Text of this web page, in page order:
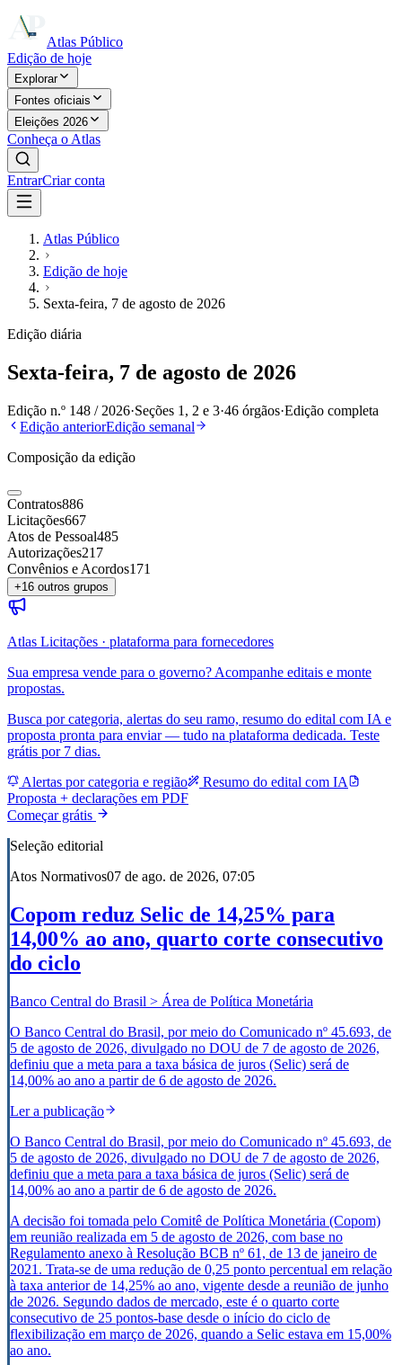
Atlas Público
Edição de hoje
Explorar
Fontes oficiais
Eleições 2026
Conheça o Atlas
EntrarCriar conta
Atlas Público
Edição de hoje
Sexta-feira, 7 de agosto de 2026
Edição diária
Sexta-feira, 7 de agosto de 2026
Edição n.º 148 / 2026·Seções 1, 2 e 3·46 órgãos·Edição completa
Edição anteriorEdição semanal
Composição da edição
Contratos886
Licitações667
Atos de Pessoal485
Autorizações217
Convênios e Acordos171
+16 outros grupos
Atlas Licitações · plataforma para fornecedores
Sua empresa vende para o governo? Acompanhe editais e monte
propostas.
Busca por categoria, alertas do seu ramo, resumo do edital com IA e
proposta pronta para enviar — tudo na plataforma dedicada. Teste
grátis por 7 dias.
Alertas por categoria e região
Resumo do edital com IA
Proposta + declarações em PDF
Começar grátis
Seleção editorial
Atos Normativos07 de ago. de 2026, 07:05
Copom reduz Selic de 14,25% para
14,00% ao ano, quarto corte consecutivo
do ciclo
Banco Central do Brasil > Área de Política Monetária
O Banco Central do Brasil, por meio do Comunicado nº 45.693, de
5 de agosto de 2026, divulgado no DOU de 7 de agosto de 2026,
definiu que a meta para a taxa básica de juros (Selic) será de
14,00% ao ano a partir de 6 de agosto de 2026.
Ler a publicação
O Banco Central do Brasil, por meio do Comunicado nº 45.693, de
5 de agosto de 2026, divulgado no DOU de 7 de agosto de 2026,
definiu que a meta para a taxa básica de juros (Selic) será de
14,00% ao ano a partir de 6 de agosto de 2026.
A decisão foi tomada pelo Comitê de Política Monetária (Copom)
em reunião realizada em 5 de agosto de 2026, com base no
Regulamento anexo à Resolução BCB nº 61, de 13 de janeiro de
2021. Trata-se de uma redução de 0,25 ponto percentual em relação
à taxa anterior de 14,25% ao ano, vigente desde a reunião de junho
de 2026. Segundo dados de mercado, este é o quarto corte
consecutivo de 25 pontos-base desde o início do ciclo de
flexibilização em março de 2026, quando a Selic estava em 15,00%
ao ano.